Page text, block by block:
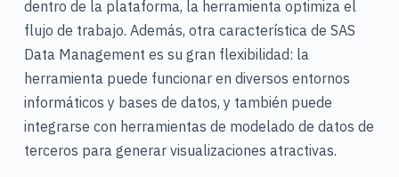
dentro de la plataforma, la herramienta optimiza el
flujo de trabajo. Además, otra característica de SAS
Data Management es su gran flexibilidad: la
herramienta puede funcionar en diversos entornos
informáticos y bases de datos, y también puede
integrarse con herramientas de modelado de datos de
terceros para generar visualizaciones atractivas.